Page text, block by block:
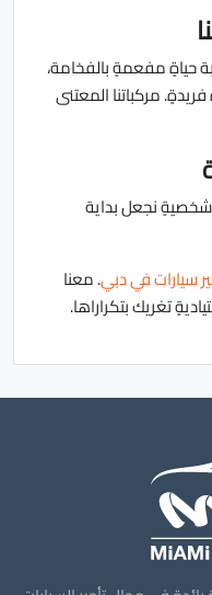
حياةٍ مفعمةٍ بالفخامة،
مركباتنا المعتنى
نجعل بداية
سيارات في دبي. معنا
تغريك بتكراراها.